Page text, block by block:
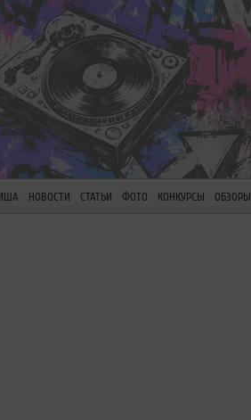
НОВОСТИ СТАТЬИ ФОТО КОНКУРСЫ ОБЗОРЫ